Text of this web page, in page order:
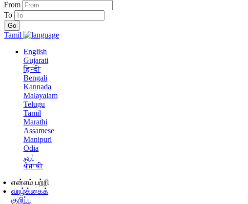
From
To
Tamil
English
Gujarati
हिन्दी
Bengali
Kannada
Malayalam
Telugu
Tamil
Marathi
Assamese
Manipuri
Odia
اردو
ਪੰਜਾਬੀ
என்எம் பற்றி
வாழ்க்கைக்
குறிப்பு